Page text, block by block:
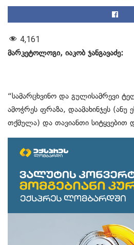
4,161
მარკეტოლოგი, იაკობ ჯანგავაძე:
“სამარცხვინო და გულისამრევი
ამოჭრეს ფრაზა, დაამახინჯეს (ანუ
თქმულა) და თავიანთი სიტყვებით